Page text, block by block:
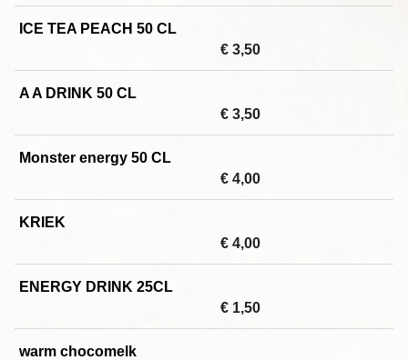
ICE TEA PEACH 50 CL
€ 3,50
A A DRINK 50 CL
€ 3,50
Monster energy 50 CL
€ 4,00
KRIEK
€ 4,00
ENERGY DRINK 25CL
€ 1,50
warm chocomelk